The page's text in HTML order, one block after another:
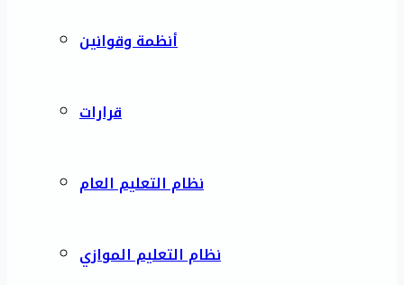
أنظمة وقوانين
قرارات
نظام التعليم العام
نظام التعليم الموازي